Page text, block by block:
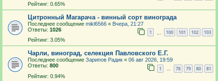
Рейтинг: 0.65%
Цитронный Магарача - винный сорт винограда
Последнее сообщение mikl6566 « Вчера, 21:27
Ответы: 1026 1 100 101 102 103
Рейтинг: 3.05%
Чарли, виноград, селекция Павловского Е.Г.
Последнее сообщение Зарипов Радик « 06 авг 2026, 19:59
Ответы: 800 1 … 78 79 80 81
Рейтинг: 0.94%